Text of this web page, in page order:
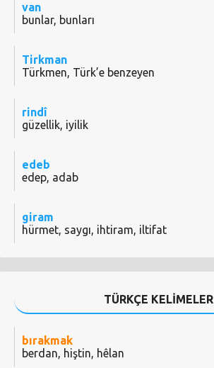
van
bunlar, bunları
Tirkman
Türkmen, Türk’e benzeyen
rindî
güzellik, iyilik
edeb
edep, adab
giram
hürmet, saygı, ihtiram, iltifat
TÜRKÇE KELİMELER
bırakmak
berdan, hiştin, hêlan